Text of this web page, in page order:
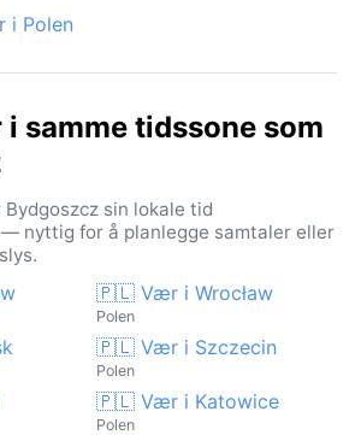
i Polen
samme tidssone som
sin lokale tid
— nyttig for å planlegge samtaler eller
🇵🇱 Vær i Wrocław
Polen
🇵🇱 Vær i Szczecin
Polen
🇵🇱 Vær i Katowice
Polen